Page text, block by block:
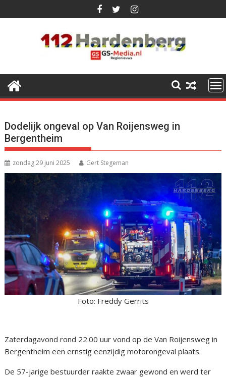
naar
Dodelijk ongeval op Van Roijensweg in
Bergentheim
zondag 29 juni 2025 Gert Stegeman
Foto: Freddy Gerrits
Zaterdagavond rond 22.00 uur vond op de Van Roijensweg in
Bergentheim een ernstig eenzijdig motorongeval plaats.
De 57-jarige bestuurder raakte zwaar gewond en werd ter